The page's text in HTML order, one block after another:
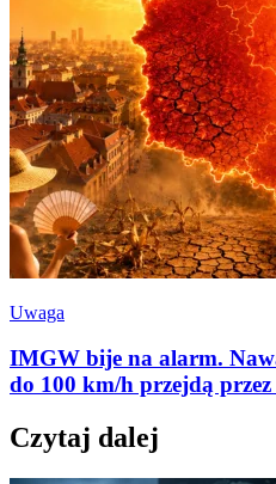
Uwaga
IMGW bije na alarm.
do 100 km/h przejdą przez
Czytaj dalej